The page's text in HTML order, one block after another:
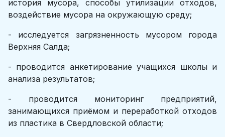
история мусора, способы утилизации отходов,
воздействие мусора на окружающую среду;
- исследуется загрязненность мусором города
Верхняя Салда;
- проводится анкетирование учащихся школы и
анализа результатов;
- проводится мониторинг предприятий,
занимающихся приёмом и переработкой отходов
из пластика в Свердловской области;